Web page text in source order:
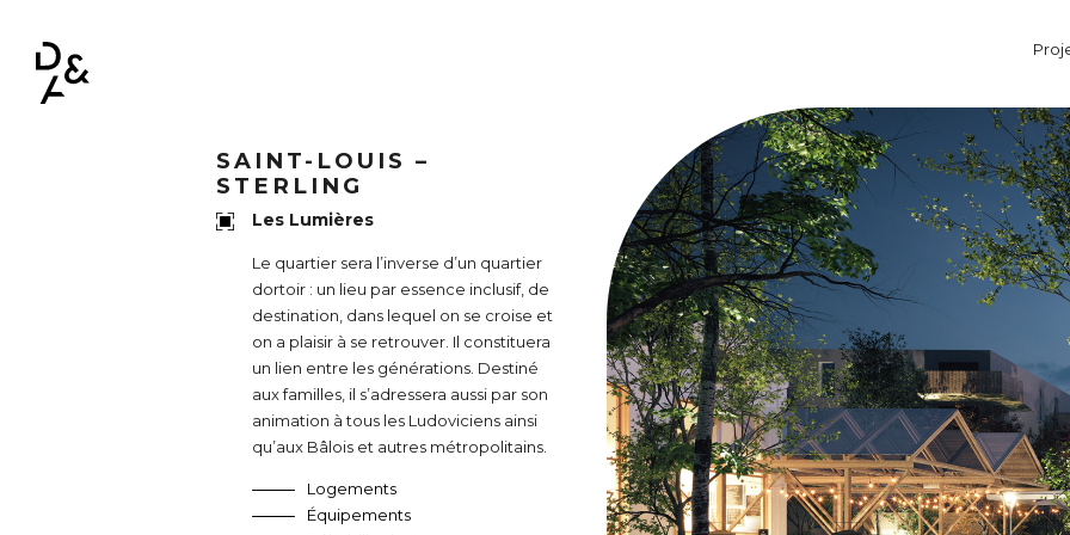
Aller au contenu principal
NAVIGATION PRINCIPALE
SAINT-LOUIS –
STERLING
Les Lumières
Le quartier sera l’inverse d’un quartier
dortoir : un lieu par essence inclusif, de
destination, dans lequel on se croise et
on a plaisir à se retrouver. Il constituera
un lien entre les générations. Destiné
aux familles, il s’adressera aussi par son
animation à tous les Ludoviciens ainsi
qu’aux Bâlois et autres métropolitains.
Logements
Équipements